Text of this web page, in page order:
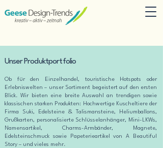
Unser Produktportfolio
Ob für den Einzelhandel, touristische Hotspots oder
Erlebniswelten – unser Sortiment begeistert auf den ersten
Blick. Wir bieten eine breite Auswahl an trendigen sowie
klassischen starken Produkten: Hochwertige Kuscheltiere der
Firma Suki, Edelsteine & Talismansteine, Heliumballons,
Grußkarten, personalisierte Schlüsselanhänger, Mini-LKWs,
Namensartikel, Charms-Armbänder, Magnete,
Edelsteinschmuck sowie Papeterieartikel von A Beautiful
Story – und vieles mehr.